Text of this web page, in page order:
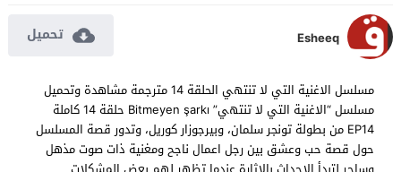
Esheeq تحميل
مسلسل الاغنية التي لا تنتهي الحلقة 14 مترجمة مشاهدة وتحميل
مسلسل “الاغنية التي لا تنتهي” Bitmeyen şarkı حلقة 14 كاملة
EP14 من بطولة تونجر سلمان، وبيرجوزار كوريل، وتدور قصة المسلسل
حول قصة حب وعشق بين رجل اعمال ناجح ومغنية ذات صوت مذهل